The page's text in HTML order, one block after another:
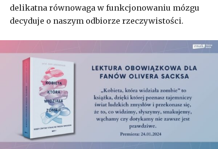
delikatna równowaga w funkcjonowaniu mózgu
decyduje o naszym odbiorze rzeczywistości.